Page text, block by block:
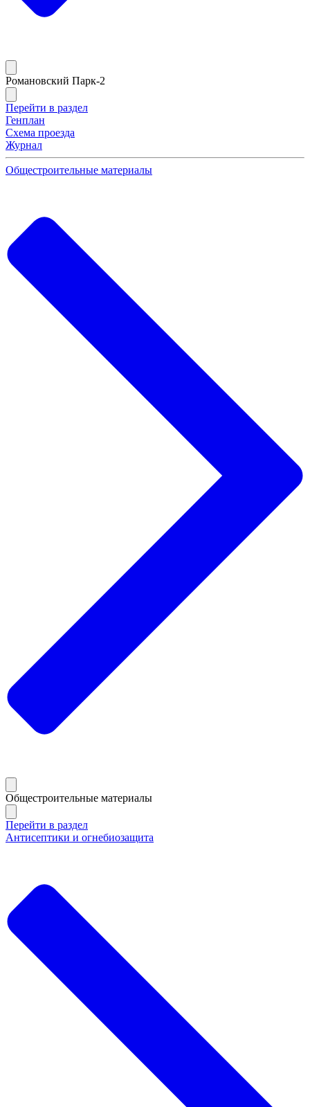
Романовский Парк-2
Перейти в раздел
Генплан
Схема проезда
Журнал
Общестроительные материалы
Общестроительные материалы
Перейти в раздел
Антисептики и огнебиозащита